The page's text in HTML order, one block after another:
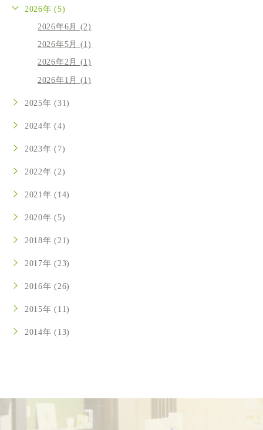
2026年 (5)
2026年6月 (2)
2026年5月 (1)
2026年2月 (1)
2026年1月 (1)
2025年 (31)
2024年 (4)
2023年 (7)
2022年 (2)
2021年 (14)
2020年 (5)
2018年 (21)
2017年 (23)
2016年 (26)
2015年 (11)
2014年 (13)